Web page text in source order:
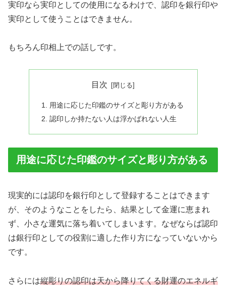
実印なら実印としての使用になるわけで、認印を銀行印や
実印として使うことはできません。
もちろん印相上での話しです。
目次
用途に応じた印鑑のサイズと彫り方がある
認印しか持たない人は浮かばれない人生
用途に応じた印鑑のサイズと彫り方がある
現実的には認印を銀行印として登録することはできます
が、そのようなことをしたら、結果として金運に恵まれ
ず、小さな運気に落ち着いてしまいます。なぜならば認印
は銀行印としての役割に適した作り方になっていないから
です。
さらには縦彫りの認印は天から降りてくる財運のエネルギ